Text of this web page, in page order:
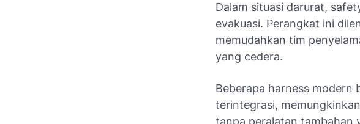
Dalam situasi darurat,
evakuasi. Perangkat ini
memudahkan tim
yang cedera.
Beberapa harness modern
terintegrasi,
tanpa peralatan tambahan